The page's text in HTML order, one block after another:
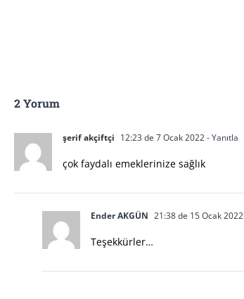
2 Yorum
şerif akçiftçi 12:23 de 7 Ocak 2022- Yanıtla
çok faydalı emeklerinize sağlık
Ender AKGÜN 21:38 de 15 Ocak 2022
Teşekkürler…